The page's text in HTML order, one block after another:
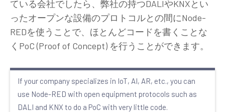
ている会社でしたら、弊社の持つDALIやKNXとい
ったオープンな設備のプロトコルとの間にNode-
REDを使うことで、ほとんどコードを書くことな
くPoC (Proof of Concept) を行うことができます。
If your company specializes in IoT, AI, AR, etc., you can
use Node-RED with open equipment protocols such as
DALI and KNX to do a PoC with very little code.